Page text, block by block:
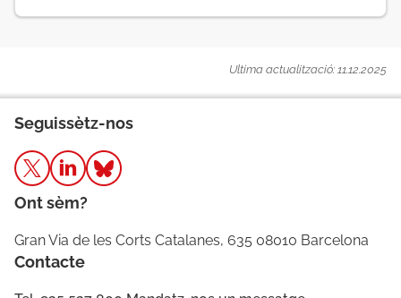
Ultima actualització: 11.12.2025
Seguissètz-nos
Ont sèm?
Gran Via de les Corts Catalanes, 635 08010 Barcelona
Contacte